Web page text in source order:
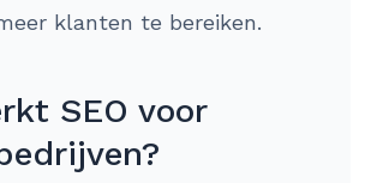
klanten te bereiken.
SEO voor